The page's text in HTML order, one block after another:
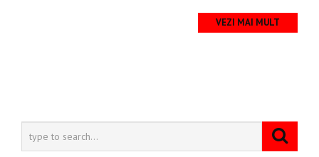
VEZI MAI MULT